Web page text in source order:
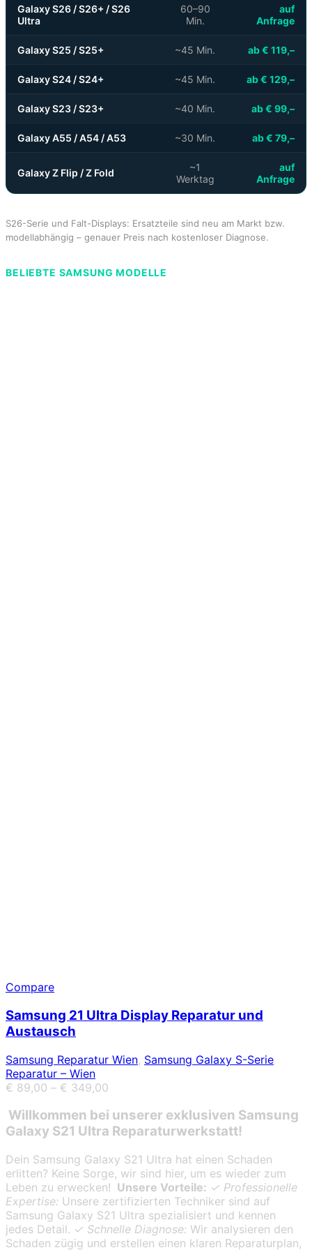
Galaxy S26 / S26+ / S26
Ultra
60–90
Min.
auf
Anfrage
Galaxy S25 / S25+ ~45 Min. ab € 119,–
Galaxy S24 / S24+ ~45 Min. ab € 129,–
Galaxy S23 / S23+ ~40 Min. ab € 99,–
Galaxy A55 / A54 / A53 ~30 Min. ab € 79,–
Galaxy Z Flip / Z Fold
~1
Werktag
auf
Anfrage
S26-Serie und Falt-Displays: Ersatzteile sind neu am Markt bzw.
modellabhängig – genauer Preis nach kostenloser Diagnose.
BELIEBTE SAMSUNG MODELLE
Compare
Samsung 21 Ultra Display Reparatur und
Austausch
Samsung Reparatur Wien, Samsung Galaxy S-Serie
Reparatur – Wien
€ 89,00 – € 349,00
Willkommen bei unserer exklusiven Samsung
Galaxy S21 Ultra Reparaturwerkstatt!
Dein Samsung Galaxy S21 Ultra hat einen Schaden
erlitten? Keine Sorge, wir sind hier, um es wieder zum
Leben zu erwecken! Unsere Vorteile: ✓ Professionelle
Expertise: Unsere zertifizierten Techniker sind auf
Samsung Galaxy S21 Ultra spezialisiert und kennen
jedes Detail. ✓ Schnelle Diagnose: Wir analysieren den
Schaden zügig und erstellen einen klaren Reparaturplan,